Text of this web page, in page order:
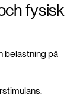
fysisk
belastning på